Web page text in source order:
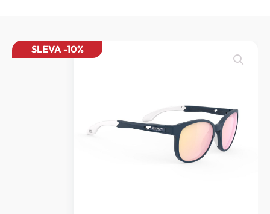
SLEVA -10%